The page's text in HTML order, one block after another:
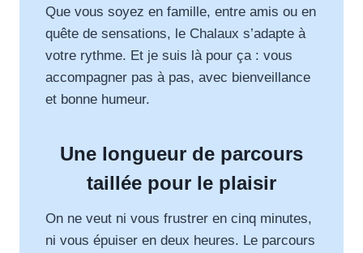
Que vous soyez en famille, entre amis ou en
quête de sensations, le Chalaux s’adapte à
votre rythme. Et je suis là pour ça : vous
accompagner pas à pas, avec bienveillance
et bonne humeur.
Une longueur de parcours
taillée pour le plaisir
On ne veut ni vous frustrer en cinq minutes,
ni vous épuiser en deux heures. Le parcours